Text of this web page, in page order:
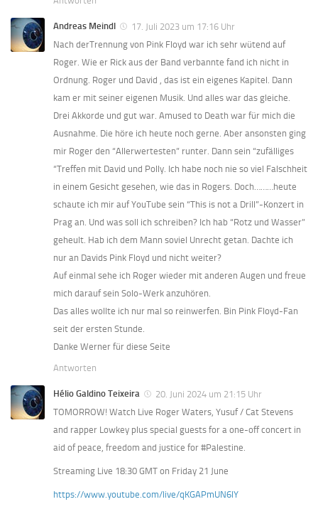
Andreas Meindl
17. Juli 2023 um 17:16 Uhr
Nach derTrennung von Pink Floyd war ich sehr wütend auf
Roger. Wie er Rick aus der Band verbannte fand ich nicht in
Ordnung. Roger und David , das ist ein eigenes Kapitel. Dann
kam er mit seiner eigenen Musik. Und alles war das gleiche.
Drei Akkorde und gut war. Amused to Death war für mich die
Ausnahme. Die höre ich heute noch gerne. Aber ansonsten ging
mir Roger den “Allerwertesten” runter. Dann sein “zufälliges
“Treffen mit David und Polly. Ich habe noch nie so viel Falschheit
in einem Gesicht gesehen, wie das in Rogers. Doch………heute
schaute ich mir auf YouTube sein “This is not a Drill”-Konzert in
Prag an. Und was soll ich schreiben? Ich hab “Rotz und Wasser”
geheult. Hab ich dem Mann soviel Unrecht getan. Dachte ich
nur an Davids Pink Floyd und nicht weiter?
Auf einmal sehe ich Roger wieder mit anderen Augen und freue
mich darauf sein Solo-Werk anzuhören.
Das alles wollte ich nur mal so reinwerfen. Bin Pink Floyd-Fan
seit der ersten Stunde.
Danke Werner für diese Seite
Antworten
Hélio Galdino Teixeira
20. Juni 2024 um 21:15 Uhr
TOMORROW! Watch Live Roger Waters, Yusuf / Cat Stevens
and rapper Lowkey plus special guests for a one-off concert in
aid of peace, freedom and justice for #Palestine.
Streaming Live 18:30 GMT on Friday 21 June
https://www.youtube.com/live/qKGAPmUN6lY